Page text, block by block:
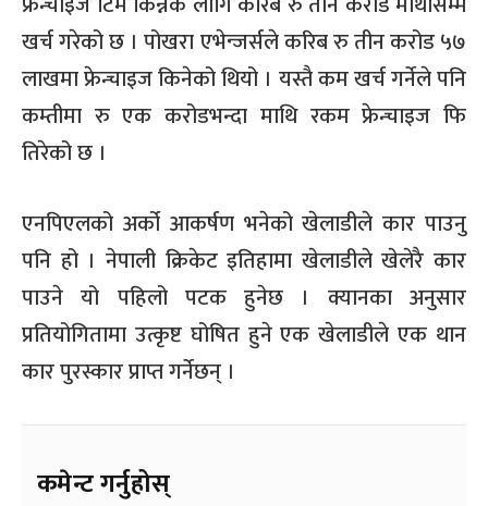
खर्च गरेको छ । पोखरा एभेन्जर्सले करिब रु तीन करोड ५७
लाखमा फ्रेन्चाइज किनेको थियो । यस्तै कम खर्च गर्नेले पनि
कम्तीमा रु एक करोडभन्दा माथि रकम फ्रेन्चाइज फि
तिरेको छ ।
एनपिएलको अर्को आकर्षण भनेको खेलाडीले कार पाउनु
पनि हो । नेपाली क्रिकेट इतिहामा खेलाडीले खेलेरै कार
पाउने यो पहिलो पटक हुनेछ । क्यानका अनुसार
प्रतियोगितामा उत्कृष्ट घोषित हुने एक खेलाडीले एक थान
कार पुरस्कार प्राप्त गर्नेछन् ।
कमेन्ट गर्नुहोस्